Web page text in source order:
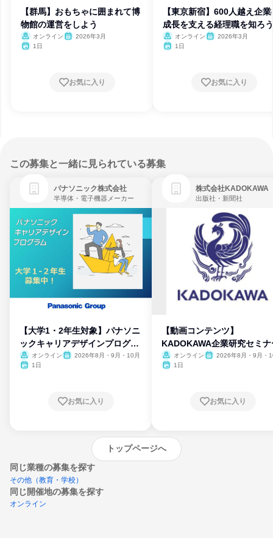
【群馬】おもちゃに囲まれて博
物館の運営をしよう
オンライン
2026年3月
1日
お気に入り
【東京新宿】600人越え企
成長を支える経理職を知ろう
オンライン
2026年3月
1日
お気に入り
この募集と一緒に見られている募集
パナソニック株式会社
半導体・電子機器メーカー
【大学1・2年生対象】パナソニ
ックキャリアデザインプログラ
ム
オンライン
2026年8月・9月・10月
1日
お気に入り
株式会社KADOKAWA
出版社・新聞社
【動画コンテンツ】
KADOKAWA企業研究セミナ
オンライン
2026年8月・9月・
1日
お気に入り
トップページへ
同じ業種の募集を探す
その他（教育・学校）
同じ開催地の募集を探す
オンライン